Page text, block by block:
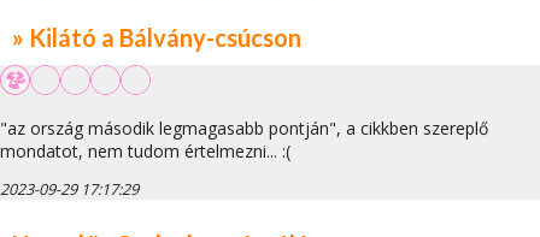
» Kilátó a Bálvány-csúcson
"az ország második legmagasabb pontján", a cikkben szereplő
mondatot, nem tudom értelmezni... :(
2023-09-29 17:17:29